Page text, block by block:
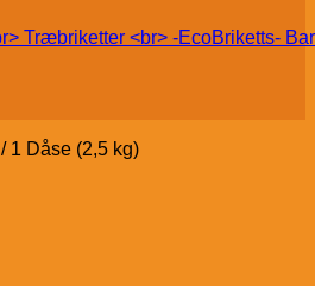
/1 Dåse (2,5 kg)